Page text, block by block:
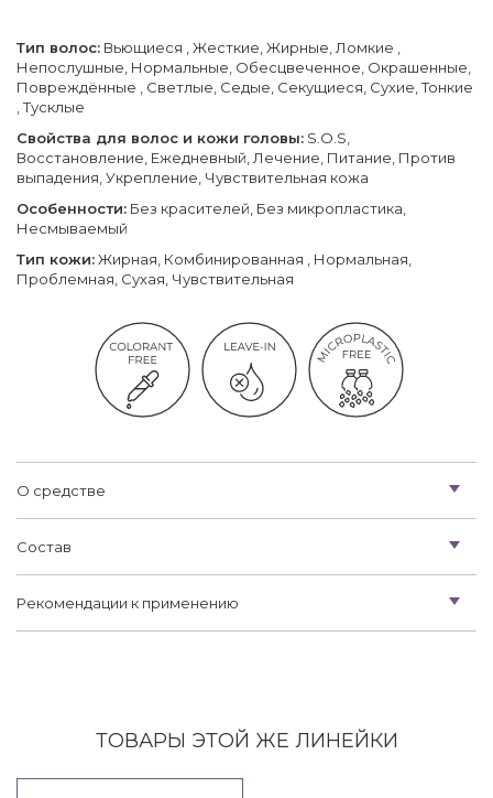
Тип волос: Вьющиеся , Жесткие, Жирные, Ломкие ,
Непослушные, Нормальные, Обесцвеченное, Окрашенные,
Повреждённые , Светлые, Седые, Секущиеся, Сухие, Тонкие
, Тусклые
Свойства для волос и кожи головы: S.O.S,
Восстановление, Ежедневный, Лечение, Питание, Против
выпадения, Укрепление, Чувствительная кожа
Особенности: Без красителей, Без микропластика,
Несмываемый
Тип кожи:Жирная, Комбинированная , Нормальная,
Проблемная, Сухая, Чувствительная
О средстве
Состав
Рекомендации к применению
ТОВАРЫ ЭТОЙ ЖЕ ЛИНЕЙКИ